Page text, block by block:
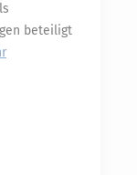
beteiligt